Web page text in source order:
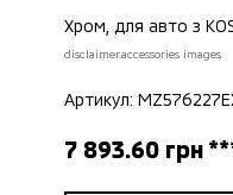
Хром, для авто з
disclaimer.accessories images
Артикул:
7 893.60 грн